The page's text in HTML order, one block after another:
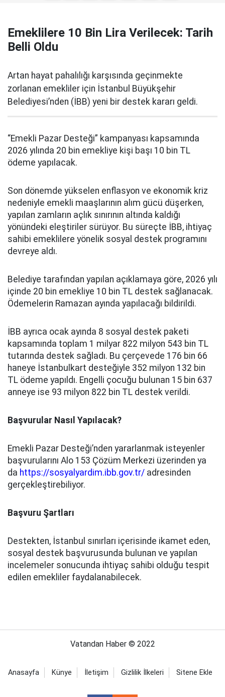
Emeklilere 10 Bin Lira Verilecek: Tarih
Belli Oldu
Artan hayat pahalılığı karşısında geçinmekte
zorlanan emekliler için İstanbul Büyükşehir
Belediyesi’nden (İBB) yeni bir destek kararı geldi.
“Emekli Pazar Desteği” kampanyası kapsamında
2026 yılında 20 bin emekliye kişi başı 10 bin TL
ödeme yapılacak.
Son dönemde yükselen enflasyon ve ekonomik kriz
nedeniyle emekli maaşlarının alım gücü düşerken,
yapılan zamların açlık sınırının altında kaldığı
yönündeki eleştiriler sürüyor. Bu süreçte İBB, ihtiyaç
sahibi emeklilere yönelik sosyal destek programını
devreye aldı.
Belediye tarafından yapılan açıklamaya göre, 2026 yılı
içinde 20 bin emekliye 10 bin TL destek sağlanacak.
Ödemelerin Ramazan ayında yapılacağı bildirildi.
İBB ayrıca ocak ayında 8 sosyal destek paketi
kapsamında toplam 1 milyar 822 milyon 543 bin TL
tutarında destek sağladı. Bu çerçevede 176 bin 66
haneye İstanbulkart desteğiyle 352 milyon 132 bin
TL ödeme yapıldı. Engelli çocuğu bulunan 15 bin 637
anneye ise 93 milyon 822 bin TL destek verildi.
Başvurular Nasıl Yapılacak?
Emekli Pazar Desteği’nden yararlanmak isteyenler
başvurularını Alo 153 Çözüm Merkezi üzerinden ya
da https://sosyalyardim.ibb.gov.tr/ adresinden
gerçekleştirebiliyor.
Başvuru Şartları
Destekten, İstanbul sınırları içerisinde ikamet eden,
sosyal destek başvurusunda bulunan ve yapılan
incelemeler sonucunda ihtiyaç sahibi olduğu tespit
edilen emekliler faydalanabilecek.
Vatandan Haber © 2022
Anasayfa Künye İletişim Gizlilik İlkeleri Sitene Ekle